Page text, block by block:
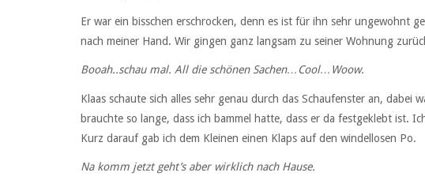
Er war ein bisschen erschrocken, denn es ist für ihn sehr ungewohnt
nach meiner Hand. Wir gingen ganz langsam zu seiner Wohnung
Booah..schau mal. All die schönen Sachen…Cool…Woow.
Klaas schaute sich alles sehr genau durch das Schaufenster an, dabei
brauchte so lange, dass ich bammel hatte, dass er da festgeklebt ist.
Kurz darauf gab ich dem Kleinen einen Klaps auf den windellosen Po.
Na komm jetzt geht’s aber wirklich nach Hause.